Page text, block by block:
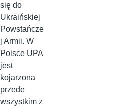
się do
Ukraińskiej
Powstańcze
j Armii. W
Polsce UPA
jest
kojarzona
przede
wszystkim z